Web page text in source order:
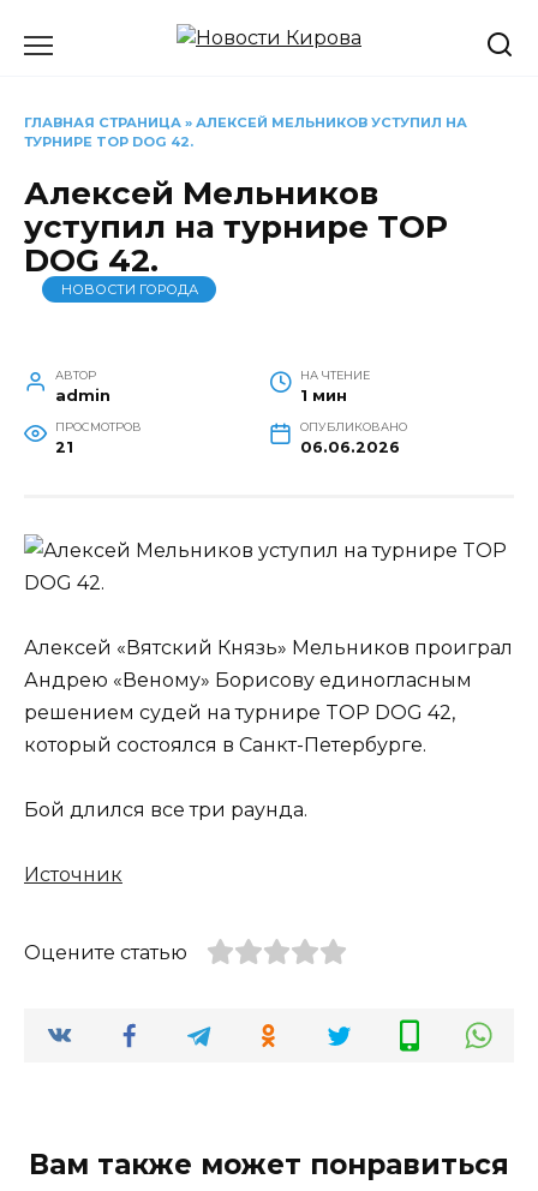
ГЛАВНАЯ СТРАНИЦА » АЛЕКСЕЙ МЕЛЬНИКОВ УСТУПИЛ НА
ТУРНИРЕ TOP DOG 42.
Алексей Мельников
уступил на турнире TOP
DOG 42.
НОВОСТИ ГОРОДА
АВТОР
admin
НА ЧТЕНИЕ
1 мин
ПРОСМОТРОВ
21
ОПУБЛИКОВАНО
06.06.2026
Алексей «Вятский Князь» Мельников проиграл
Андрею «Веному» Борисову единогласным
решением судей на турнире TOP DOG 42,
который состоялся в Санкт-Петербурге.
Бой длился все три раунда.
Источник
Оцените статью
Вам также может понравиться